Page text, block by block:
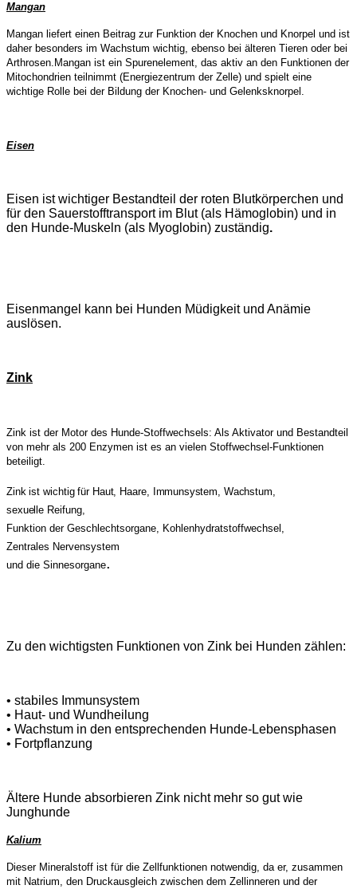
Mangan
Mangan liefert einen Beitrag zur Funktion der Knochen und Knorpel und ist
daher besonders im Wachstum wichtig, ebenso bei älteren Tieren oder bei
Arthrosen.Mangan ist ein Spurenelement, das aktiv an den Funktionen der
Mitochondrien teilnimmt (Energiezentrum der Zelle) und spielt eine
wichtige Rolle bei der Bildung der Knochen- und Gelenksknorpel.
Eisen
Eisen ist wichtiger Bestandteil der roten Blutkörperchen und
für den Sauerstofftransport im Blut (als Hämoglobin) und in
den Hunde-Muskeln (als Myoglobin) zuständig.
Eisenmangel kann bei Hunden Müdigkeit und Anämie
auslösen.
Zink
Zink ist der Motor des Hunde-Stoffwechsels: Als Aktivator und Bestandteil
von mehr als 200 Enzymen ist es an vielen Stoffwechsel-Funktionen
beteiligt.
Zink ist wichtig für Haut, Haare, Immunsystem, Wachstum,
sexuelle Reifung,
Funktion der Geschlechtsorgane, Kohlenhydratstoffwechsel,
Zentrales Nervensystem
und die Sinnesorgane.
Zu den wichtigsten Funktionen von Zink bei Hunden zählen:
• stabiles Immunsystem
• Haut- und Wundheilung
• Wachstum in den entsprechenden Hunde-Lebensphasen
• Fortpflanzung
Ältere Hunde absorbieren Zink nicht mehr so gut wie
Junghunde
Kalium
Dieser Mineralstoff ist für die Zellfunktionen notwendig, da er, zusammen
mit Natrium, den Druckausgleich zwischen dem Zellinneren und der